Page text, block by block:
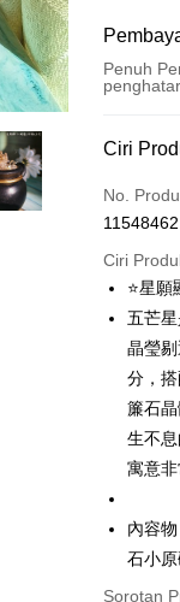
Penuh
Kaedah
Kad
LINE Pay
Apple Pay
Easy
Pilihan
全家取貨
Ciri
No.
11548462
Ciri
⭐️星
五芒
晶瑩
分，
簾石
生不
寓意非
內容
石小
Sorotan